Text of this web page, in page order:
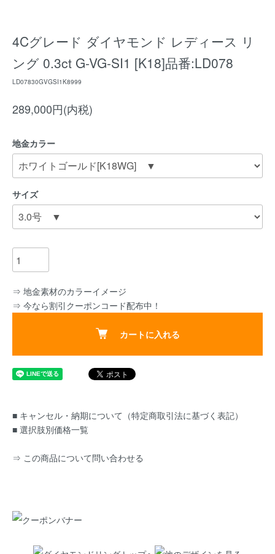
4Cグレード ダイヤモンド レディース リ
ング 0.3ct G-VG-SI1 [K18]品番:LD078
LD07830GVGSI1K8999
289,000円(内税)
地金カラー
サイズ
⇒ 地金素材のカラーイメージ
⇒ 今なら割引クーポンコード配布中！
カートに入れる
■ キャンセル・納期について（特定商取引法に基づく表記）
■ 選択肢別価格一覧
⇒ この商品について問い合わせる